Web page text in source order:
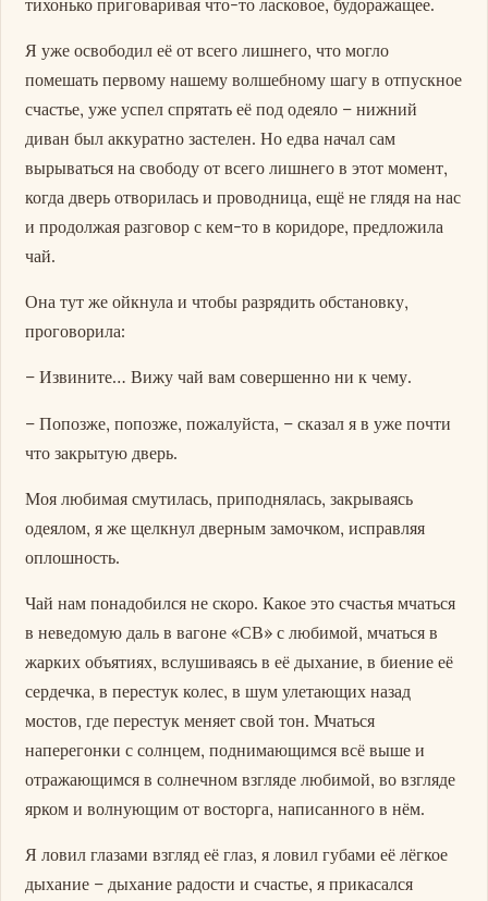
Я уже освободил её от всего лишнего, что могло
помешать первому нашему волшебному шагу в отпускное
счастье, уже успел спрятать её под одеяло – нижний
диван был аккуратно застелен. Но едва начал сам
вырываться на свободу от всего лишнего в этот момент,
когда дверь отворилась и проводница, ещё не глядя на нас
и продолжая разговор с кем-то в коридоре, предложила
чай.
Она тут же ойкнула и чтобы разрядить обстановку,
проговорила:
– Извините… Вижу чай вам совершенно ни к чему.
– Попозже, попозже, пожалуйста, – сказал я в уже почти
что закрытую дверь.
Моя любимая смутилась, приподнялась, закрываясь
одеялом, я же щелкнул дверным замочком, исправляя
оплошность.
Чай нам понадобился не скоро. Какое это счастья мчаться
в неведомую даль в вагоне «СВ» с любимой, мчаться в
жарких объятиях, вслушиваясь в её дыхание, в биение её
сердечка, в перестук колес, в шум улетающих назад
мостов, где перестук меняет свой тон. Мчаться
наперегонки с солнцем, поднимающимся всё выше и
отражающимся в солнечном взгляде любимой, во взгляде
ярком и волнующим от восторга, написанного в нём.
Я ловил глазами взгляд её глаз, я ловил губами её лёгкое
дыхание – дыхание радости и счастье, я прикасался